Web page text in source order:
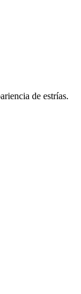
de estrías.